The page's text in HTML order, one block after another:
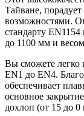
Тайване,
возможностями.
стандарту
до 1100 мм и
Вы сможете легко
EN1 до EN4.
обеспечивает
основное
дохлоп (от 15 до 0